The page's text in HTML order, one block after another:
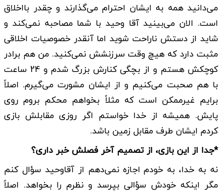
می‌دانید همه به ایشان احترام می‌گذارند و چقدر بااخلاق
است. الان می‌بینید آقا وحید با شما مصاحبه نمی‌کند و
شاید از دستش ناراحت شوید اما آنقدر خصوصیات اخلاقی
مثبت دارد که هیچ وقت سرزنشش نمی‌کنید. من هم برادر
کوچکش هستم و از بچگی کنارش بزرگ شدم و 24 ساعت
با هم صحبت می‌کنیم و از ایشان مشورت می‌گیرم. اصلاً
برایم غیرممکن است که مثلاً بخواهم محکم بروم روی
پایش. همیشه از خدا خواستم اگر روزی مقابلش بازی
کردم ایشان طرف مقابل زمین باشد.
*جدا از این بازی، از تصمیم آخر فصلش خبر داری؟
نه به خدا، به خودم اجازه نمی‌دهم از آقاوحید سؤال کنم
مگر اینکه خودش سؤالی بپرسد و نظرم را بخواهد. اصلاً